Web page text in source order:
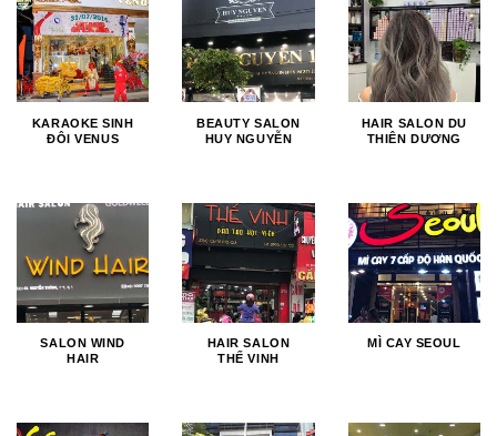
KARAOKE SINH
ĐÔI VENUS
BEAUTY SALON
HUY NGUYỄN
HAIR SALON DU
THIÊN DƯƠNG
SALON WIND
HAIR
HAIR SALON
THẾ VINH
MÌ CAY SEOUL